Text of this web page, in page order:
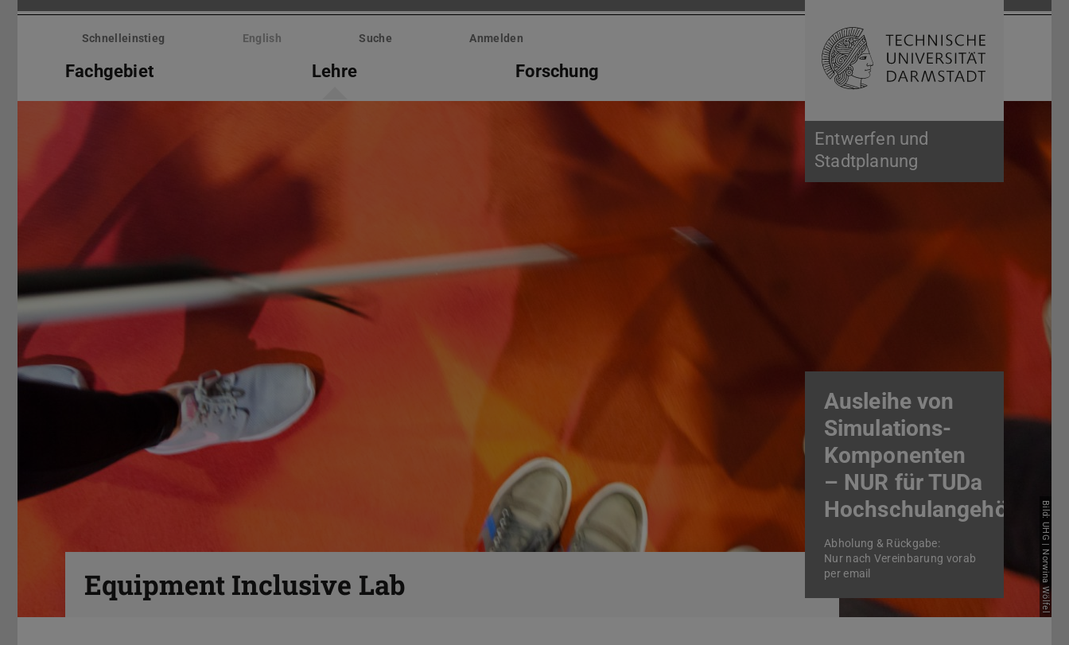
Menü
überspringen
Entwerfen und
Stadtplanung
Schnelleinstieg English Suche Anmelden
Fachgebiet Lehre Forschung Suche öffnen
Bild: UHG | Norwina Wölfel
Equipment Inclusive Lab
Ausleihe von
Simulations-
Komponenten
– NUR für TUDa
Hochschulangehörige
Abholung & Rückgabe:
Nur nach Vereinbarung vorab
per email